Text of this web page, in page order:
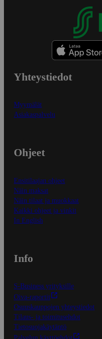
Yhteystiedot
Myymälät
Asiakaspalvelu
Ohjeet
Ensitilaajan ohjeet
Näin maksat
Näin tilaat ja muokkaat
Kaikki ohjeet ja vinkit
In English
Info
S-Business yrityksille
Oiva-raportit
Osuuskauppojen yhteystiedot
Tilaus- ja toimitusehdot
Tietosuojakäytäntö